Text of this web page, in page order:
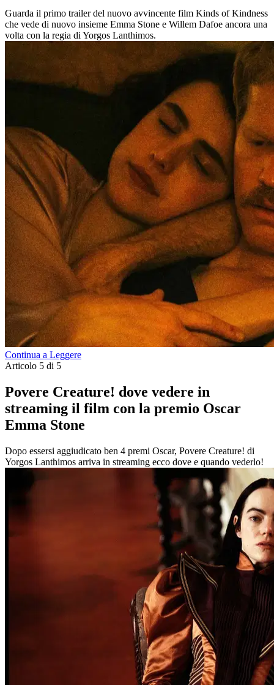
Guarda il primo trailer del nuovo avvincente film Kinds of Kindness
che vede di nuovo insieme Emma Stone e Willem Dafoe ancora una
volta con la regia di Yorgos Lanthimos.
Continua a Leggere
Articolo 5 di 5
Povere Creature! dove vedere in
streaming il film con la premio Oscar
Emma Stone
Dopo essersi aggiudicato ben 4 premi Oscar, Povere Creature! di
Yorgos Lanthimos arriva in streaming ecco dove e quando vederlo!